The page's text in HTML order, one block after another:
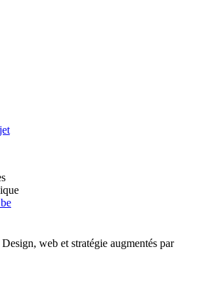
web et stratégie augmentés par